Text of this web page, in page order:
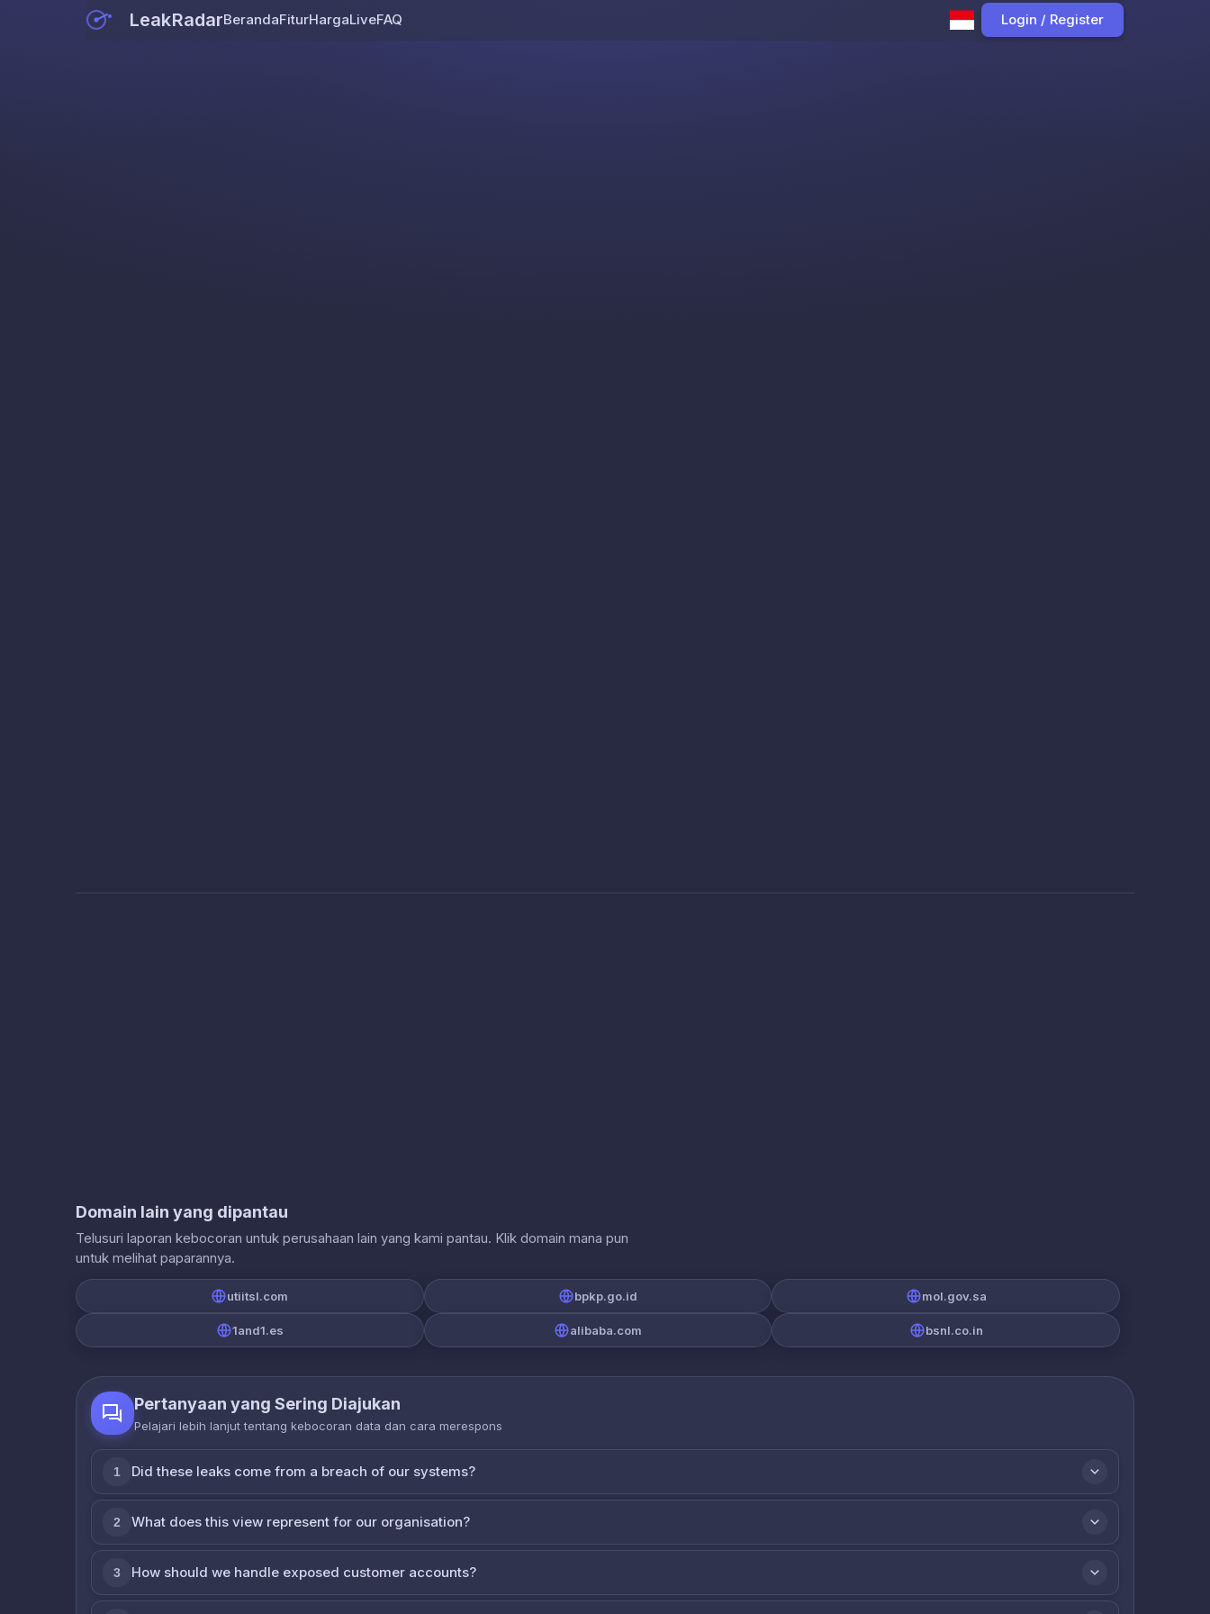
LeakRadarBerandaFiturHargaLiveFAQ Login / Register
Domain lain yang dipantau
Telusuri laporan kebocoran untuk perusahaan lain yang kami pantau. Klik domain mana pun
untuk melihat paparannya.
utiitsl.com bpkp.go.id mol.gov.sa
1and1.es alibaba.com bsnl.co.in
Pertanyaan yang Sering Diajukan
Pelajari lebih lanjut tentang kebocoran data dan cara merespons
1 Did these leaks come from a breach of our systems?
2 What does this view represent for our organisation?
3 How should we handle exposed customer accounts?